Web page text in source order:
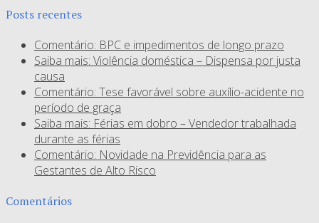
Posts recentes
Comentário: BPC e impedimentos de longo prazo
Saiba mais: Violência doméstica – Dispensa por justa
causa
Comentário: Tese favorável sobre auxílio-acidente no
período de graça
Saiba mais: Férias em dobro – Vendedor trabalhada
durante as férias
Comentário: Novidade na Previdência para as
Gestantes de Alto Risco
Comentários